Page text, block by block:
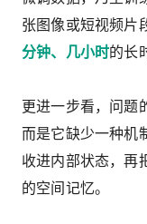
张图像或短视频片
分钟、几小时的长
更进一步看，问题
而是它缺少一种机
收进内部状态，再
的空间记忆。